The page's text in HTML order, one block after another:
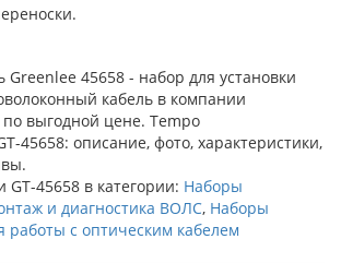
45658 - набор для установки
кабель в компании
по выгодной цене. Tempo
45658: описание, фото, характеристики,
GT-45658 в категории: Наборы
и диагностика ВОЛС, Наборы
работы с оптическим кабелем